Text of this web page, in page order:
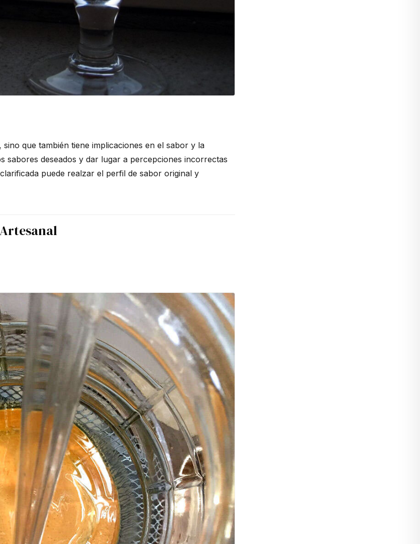
que también tiene implicaciones en el sabor y la
deseados y dar lugar a percepciones incorrectas
puede realzar el perfil de sabor original y